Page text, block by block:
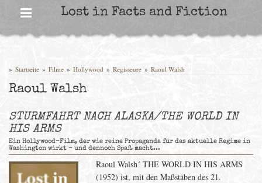
Lost in Facts and Fiction
» Startseite » Filme » Hollywood » Regisseure » Raoul Walsh
Raoul Walsh
STURMFAHRT NACH ALASKA/THE WORLD IN
HIS ARMS
Ein Hollywood-Film, der wie reine Propaganda für das aktuelle Regime in
Washington wirkt - und dennoch Spaß macht...
Raoul Walsh´ THE WORLD IN HIS ARMS
(1952) ist, mit den Maßstäben des 21.